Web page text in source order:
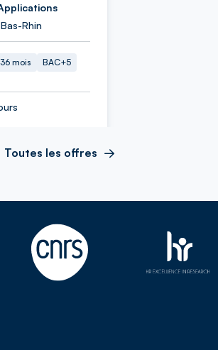
Rhin
36 mois BAC+5
Toutes les offres